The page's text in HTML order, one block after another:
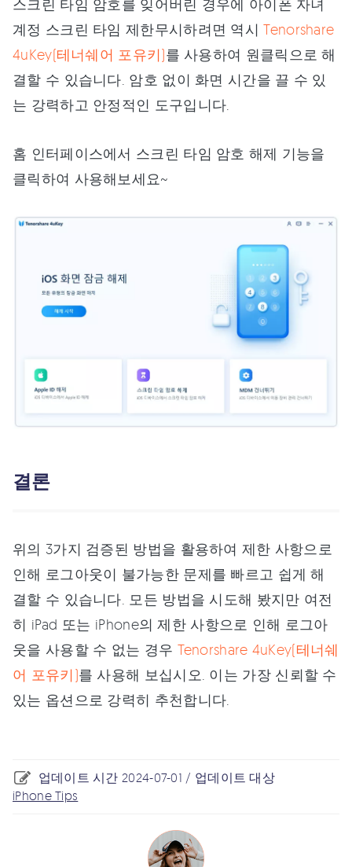
스크린 타임 암호를 잊어버린 경우에 아이폰 자녀
계정 스크린 타임 제한무시하려면 역시Tenorshare
4uKey(테너쉐어 포유키)를 사용하여 원클릭으로 해
결할 수 있습니다. 암호 없이 화면 시간을 끌 수 있
는 강력하고 안정적인 도구입니다.
홈 인터페이스에서 스크린 타임 암호 해제 기능을
클릭하여 사용해보세요~
결론
위의 3가지 검증된 방법을 활용하여 제한 사항으로
인해 로그아웃이 불가능한 문제를 빠르고 쉽게 해
결할 수 있습니다. 모든 방법을 시도해 봤지만 여전
히 iPad 또는 iPhone의 제한 사항으로 인해 로그아
웃을 사용할 수 없는 경우 Tenorshare 4uKey(테너쉐
어 포유키)를 사용해 보십시오. 이는 가장 신뢰할 수
있는 옵션으로 강력히 추천합니다.
업데이트 시간 2024-07-01 / 업데이트 대상
iPhone Tips